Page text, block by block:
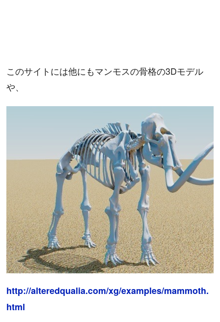
このサイトには他にもマンモスの骨格の3Dモデル
や、
http://alteredqualia.com/xg/examples/mammoth.
html